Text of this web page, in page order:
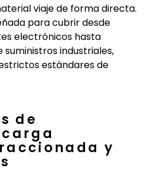
viaje de forma directa.
para cubrir desde
electrónicos hasta
industriales,
estándares de
de
y